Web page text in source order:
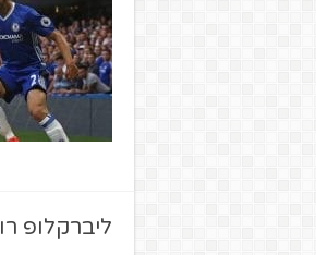
ליברקלופ